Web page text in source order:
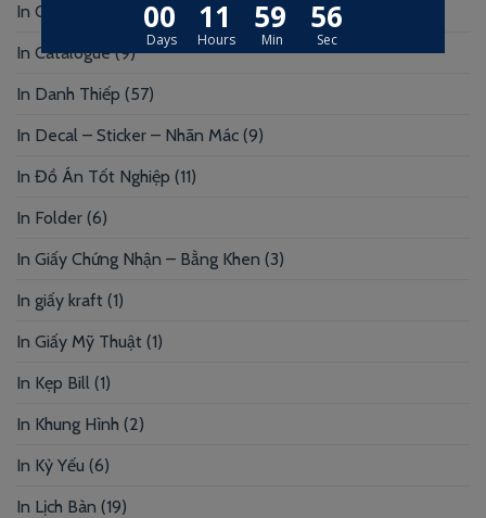
In Card Visit
In Catalogue(9)
In Danh Thiếp (57)
In Decal – Sticker – Nhãn Mác (9)
In Đồ Án Tốt Nghiệp (11)
In Folder (6)
In Giấy Chứng Nhận – Bằng Khen (3)
In giấy kraft (1)
In Giấy Mỹ Thuật (1)
In Kẹp Bill (1)
In Khung Hình (2)
In Kỷ Yếu (6)
In Lịch Bàn (19)